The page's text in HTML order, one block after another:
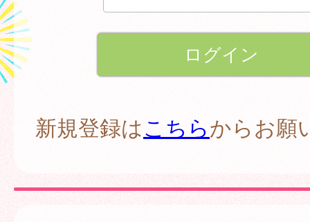
新規登録はこちらからお願